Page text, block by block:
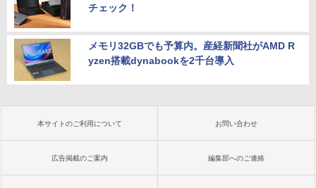
チェック！
メモリ32GBでも予算内。産経新聞社がAMD R
yzen搭載dynabookを2千台導入
本サイトのご利用について お問い合わせ
広告掲載のご案内 編集部へのご連絡